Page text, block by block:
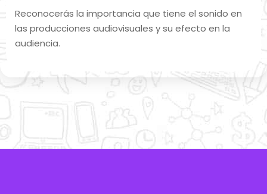
Reconocerás la importancia que tiene el sonido en
las producciones audiovisuales y su efecto en la
audiencia.